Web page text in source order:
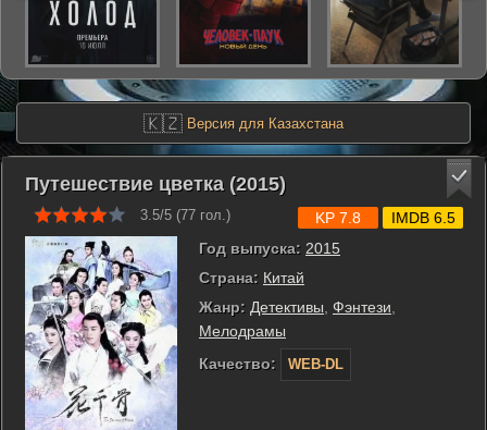
🇰🇿 Версия для Казахстана
Путешествие цветка (2015)
3.5/5 (77 гол.)
Год выпуска: 2015
Страна: Китай
Жанр: Детективы Фэнтези
Мелодрамы
Качество:
WEB-DL
KP 7.8 IMDB 6.5